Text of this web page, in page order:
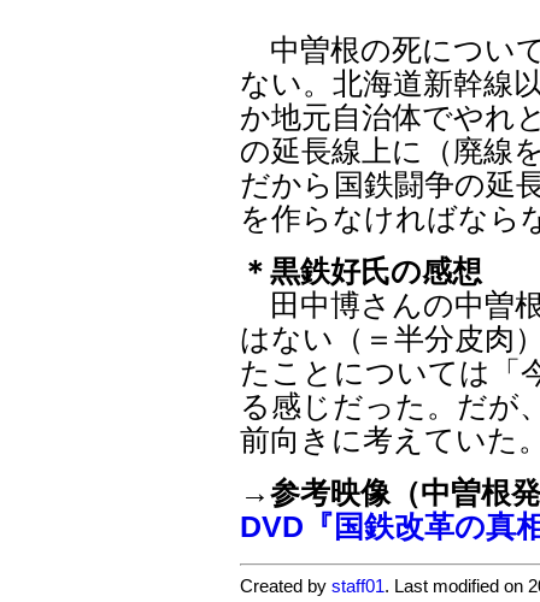
中曽根の死につい
ない。北海道新幹線
か地元自治体でやれ
の延長線上に（廃線
だから国鉄闘争の延
を作らなければなら
＊黒鉄好氏の感想
田中博さんの中曽
はない（＝半分皮肉
たことについては「
る感じだった。だが
前向きに考えていた
→参考映像（中曽根
DVD『国鉄改革の真
Created bystaff01. Last modified on